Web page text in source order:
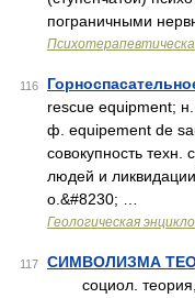
пограничными
116
rescue equipment;
ф. equipement de
совокупность
людей и
o.&#8230; …
Геологическая
117 СИМВОЛИЗМА
социол. теория,